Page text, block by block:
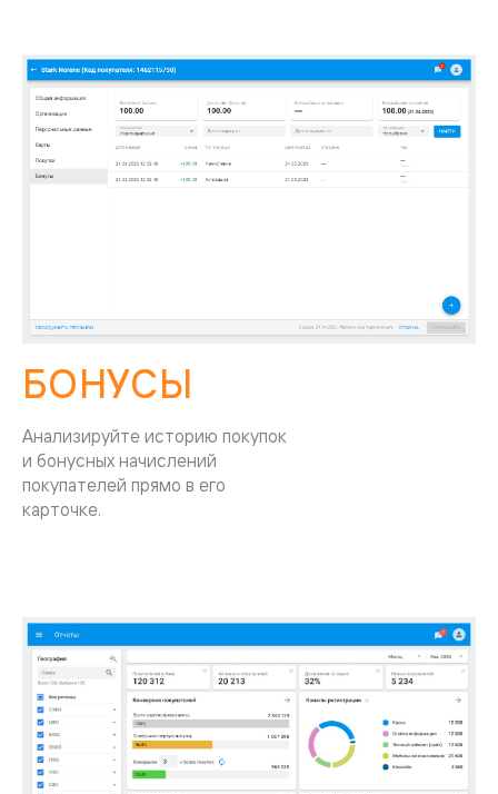
БОНУСЫ
Анализируйте историю покупок
и бонусных начислений
покупателей прямо в его
карточке.